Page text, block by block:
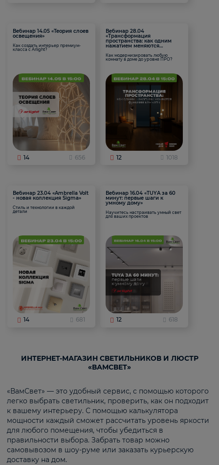
Вебинар 14.05 «Теория слоев
освещения»
Как создать интерьер премиум-
класса с Arlight?
14 656
Вебинар 28.04
«Трансформация
пространства: как одним
нажатием меняются
Как модернизировать любую
комнату в доме до уровня ПРО?
12 1018
Вебинар 23.04 «Ambrella Volt
- новая коллекция Sigma»
Стиль и технологии в каждой
детали
14 681
Вебинар 16.04 «TUYA за 60
минут: первые шаги к
умному дому»
Научитесь настраивать умный свет
для ваших проектов
12 618
ИНТЕРНЕТ-МАГАЗИН СВЕТИЛЬНИКОВ И ЛЮСТР
«ВАМСВЕТ»
«ВамСвет» — это удобный сервис, с помощью которого
легко выбрать светильник, проверить, как он подходит
к вашему интерьеру. С помощью калькулятора
мощности каждый сможет рассчитать уровень яркости
для любого помещения, чтобы убедиться в
правильности выбора. Забрать товар можно
самовывозом в шоу-руме или заказать курьерскую
доставку на дом.